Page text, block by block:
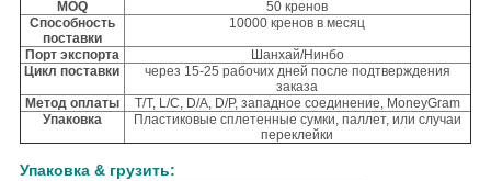
MOQ
50 кренов
Способность
поставки
10000 кренов в месяц
Порт экспорта
Шанхай/Нинбо
Цикл поставки
через 15-25 рабочих дней после подтверждения
заказа
Метод оплаты
T/T, L/C, D/A, D/P, западное соединение, MoneyGram
Упаковка
Пластиковые сплетенные сумки, паллет, или случаи
переклейки
Упаковка & грузить: